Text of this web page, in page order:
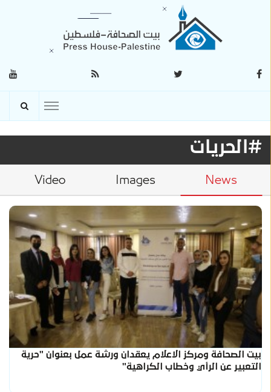
#الحريات
News
Images
Video
بيت الصحافة ومركز الاعلام يعقدان ورشة عمل بعنوان "حرية
التعبير عن الرأي وخطاب الكراهية"